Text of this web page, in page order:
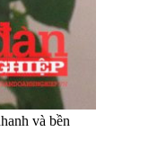
và bền